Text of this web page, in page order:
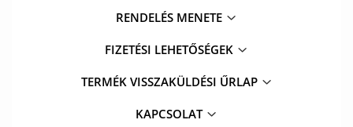
RENDELÉS MENETE
FIZETÉSI LEHETŐSÉGEK
TERMÉK VISSZAKÜLDÉSI ŰRLAP
KAPCSOLAT